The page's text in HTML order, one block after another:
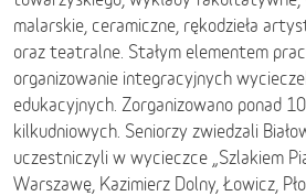
malarskie, ceramiczne, rękodzieła
oraz teatralne. Stałym elementem
organizowanie integracyjnych
edukacyjnych. Zorganizowano ponad
kilkudniowych. Seniorzy zwiedzali
uczestniczyli w wycieczce „Szlakiem
Warszawę, Kazimierz Dolny, Łowicz,